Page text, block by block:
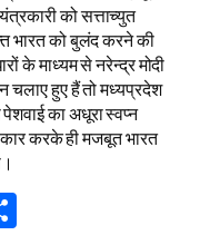
को सत्ताच्युत
भारत को बुलंद करने की
के माध्यम से नरेन्द्र मोदी
चलाए हुए हैं तो मध्यप्रदेश
का अधूरा स्वप्न
करके ही मजबूत भारत